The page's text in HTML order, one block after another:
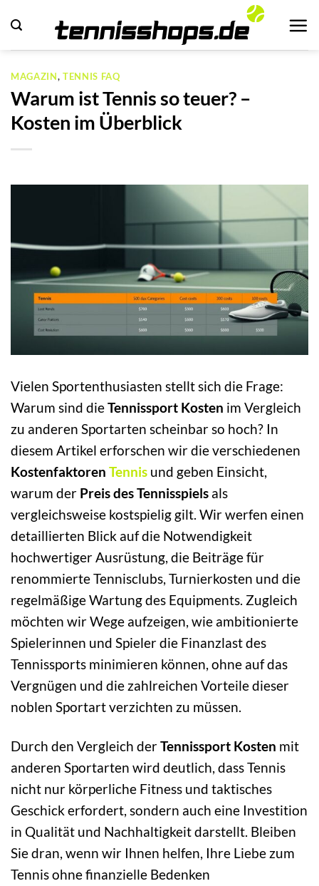
Inhalt
springen
MAGAZIN,TENNIS FAQ
Warum ist Tennis so teuer? –
Kosten im Überblick
Vielen Sportenthusiasten stellt sich die Frage:
Warum sind dieTennissport Kosten im Vergleich
zu anderen Sportarten scheinbar so hoch? In
diesem Artikel erforschen wir die verschiedenen
Kostenfaktoren Tennis und geben Einsicht,
warum der Preis des Tennisspiels als
vergleichsweise kostspielig gilt. Wir werfen einen
detaillierten Blick auf die Notwendigkeit
hochwertiger Ausrüstung, die Beiträge für
renommierte Tennisclubs, Turnierkosten und die
regelmäßige Wartung des Equipments. Zugleich
möchten wir Wege aufzeigen, wie ambitionierte
Spielerinnen und Spieler die Finanzlast des
Tennissports minimieren können, ohne auf das
Vergnügen und die zahlreichen Vorteile dieser
noblen Sportart verzichten zu müssen.
Durch den Vergleich derTennissport Kosten mit
anderen Sportarten wird deutlich, dass Tennis
nicht nur körperliche Fitness und taktisches
Geschick erfordert, sondern auch eine Investition
in Qualität und Nachhaltigkeit darstellt. Bleiben
Sie dran, wenn wir Ihnen helfen, Ihre Liebe zum
Tennis ohne finanzielle Bedenken